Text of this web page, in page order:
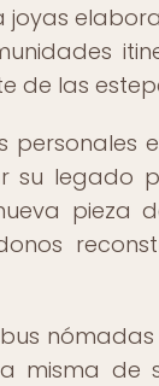
joyas
las
su legado
pieza
misma